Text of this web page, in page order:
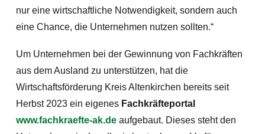
nur eine wirtschaftliche Notwendigkeit, sondern auch
eine Chance, die Unternehmen nutzen sollten.“
Um Unternehmen bei der Gewinnung von Fachkräften
aus dem Ausland zu unterstützen, hat die
Wirtschaftsförderung Kreis Altenkirchen bereits seit
Herbst 2023 ein eigenes Fachkräfteportal
www.fachkraefte-ak.de aufgebaut. Dieses steht den